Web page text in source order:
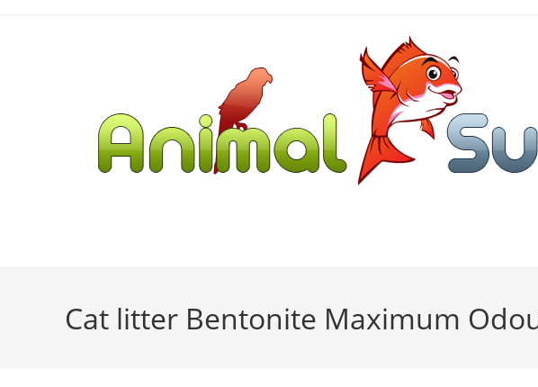
Cat litter Bentonite Maximum